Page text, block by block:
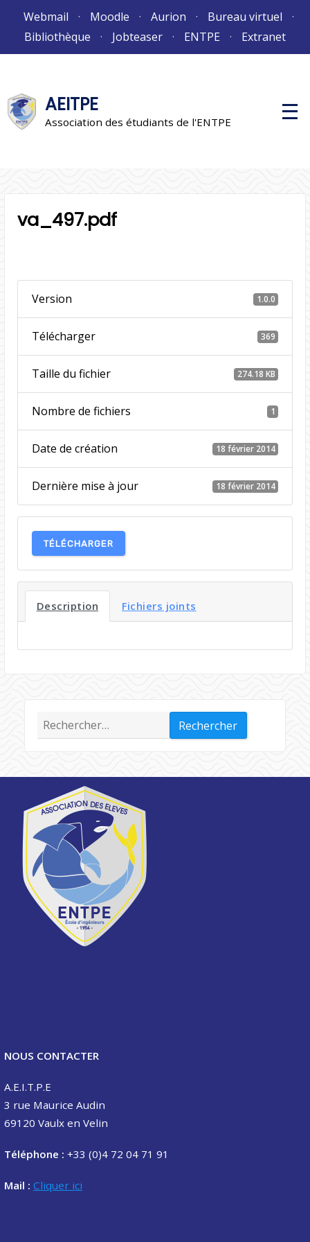
Webmail Moodle Aurion
Bureau virtuel
Bibliothèque
Jobteaser ENTPE Extranet
AEITPE
Association des étudiants de l'ENTPE
M
e
va_497.pdf
Version 1.0.0
Télécharger 369
Taille du fichier 274.18 KB
Nombre de fichiers 1
Date de création 18 février 2014
Dernière mise à jour 18 février 2014
TÉLÉCHARGER
Description Fichiers joints
Rechercher :
NOUS CONTACTER
A.E.I.T.P.E
3 rue Maurice Audin
69120 Vaulx en Velin
Téléphone : +33 (0)4 72 04 71 91
Mail : Cliquer ici